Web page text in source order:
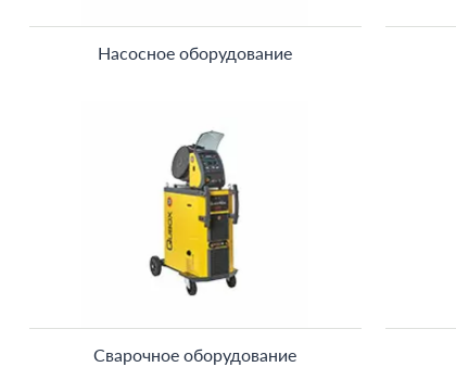
Насосное оборудование
Сварочное оборудование